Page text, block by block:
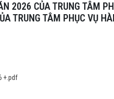
TRUNG TÂM PHỤC VỤ
+.pdf